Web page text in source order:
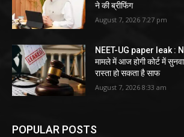
ने की ब्रीफिंग
August 7, 2026 7:27 pm
NEET-UG paper leak :
मामले में आज होगी कोर्ट में
रास्ता हो सकता है साफ
August 7, 2026 8:33 am
POPULAR POSTS